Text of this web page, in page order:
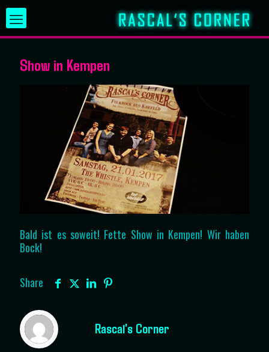
Show in Kempen
Bald ist es soweit! Fette Show in Kempen! Wir haben
Bock!
Share
Rascal's Corner